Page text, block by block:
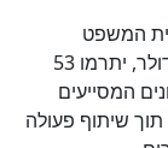
המשפט
הפדרלי, שלוש החברות ישלמו יחד 3.3 מיליון דולר, יתרמו 53
וארגונים המסייעים
תוך שיתוף פעולה